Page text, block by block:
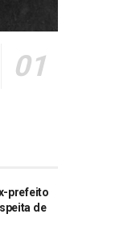
prefeito
de